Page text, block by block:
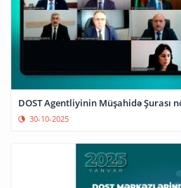
DOST Agentliyinin Müşahidə Şurası
30-10-2025